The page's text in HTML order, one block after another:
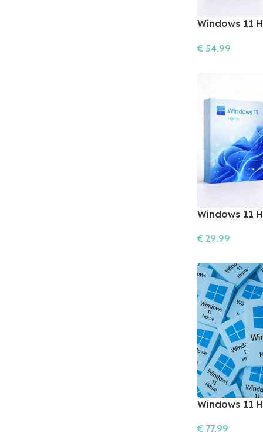
Windows 11
roky)
€ 54.99
Windows 11
€ 29.99
Windows 11
€ 77.99